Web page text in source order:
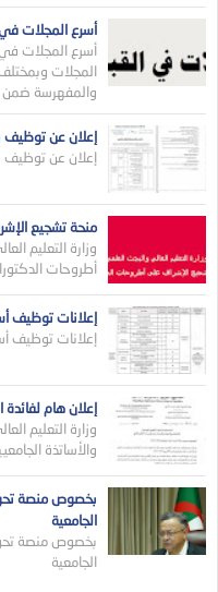
أسرع المجلات في
أسرع المجلات في
المجلات
والمفهرسة
إعلان عن توظيف
إعلان عن توظيف
منحة تشجيع
وزارة التعليم
أطروحات
إعلانات توظيف
إعلانات توظيف
إعلان هام لفائدة
وزارة التعليم
والأساتذة
بخصوص منصة
الجامعية
بخصوص منصة
الجامعية